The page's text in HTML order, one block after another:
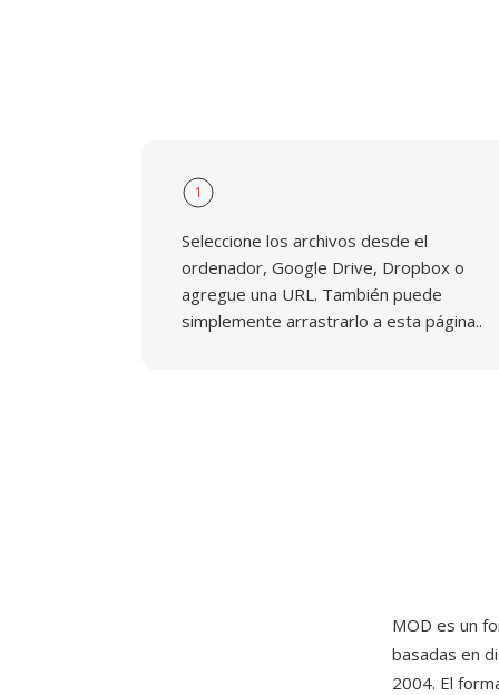
1
Seleccione los archivos desde el
ordenador, Google Drive, Dropbox o
agregue una URL. También puede
simplemente arrastrarlo a esta página..
MOD es un
basadas en
2004. El